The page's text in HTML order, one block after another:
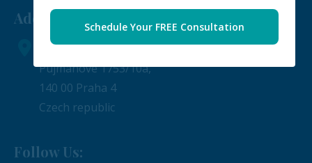
Address:
Parkview by Skanska
Pujmanové 1753/10a,
140 00 Praha 4
Czech republic
Follow Us:
Schedule Your FREE Consultation